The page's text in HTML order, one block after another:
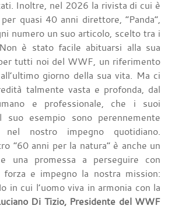
Inoltre, nel 2026 la rivista di cui è
quasi 40 anni direttore, “Panda”,
numero un suo articolo, scelto tra i
è stato facile abituarsi alla sua
tutti noi del WWF, un riferimento
giorno della sua vita. Ma ci
talmente vasta e profonda, dal
e professionale, che i suoi
suo esempio sono perennemente
nostro impegno quotidiano.
“60 anni per la natura” è anche un
una promessa a perseguire con
forza e impegno la nostra mission:
in cui l’uomo viva in armonia con la
Di Tizio, Presidente del WWF